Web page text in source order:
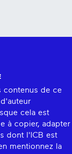
contenus de ce
cela est
à copier, adapter
dont l'ICB est
mentionnez la